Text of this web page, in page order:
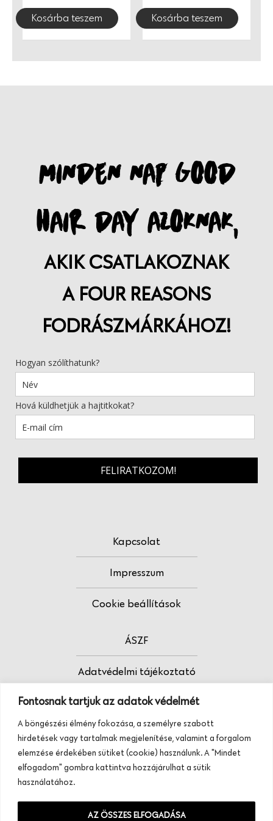
Fontosnak tartjuk az adatok védelmét
A böngészési élmény fokozása, a személyre szabott
hirdetések vagy tartalmak megjelenítése, valamint a forgalom
elemzése érdekében sütiket (cookie) használunk. A "Mindet
elfogadom" gombra kattintva hozzájárulhat a sütik
használatához.
AZ ÖSSZES ELFOGADÁSA
Finnországból, szeretettel.
Kosárba teszem Kosárba teszem
MINDEN NAP GOOD
HAIR DAY AZOKNAK,
AKIK CSATLAKOZNAK
A FOUR REASONS
FODRÁSZMÁRKÁHOZ!
Hogyan szólíthatunk?
Hová küldhetjük a hajtitkokat?
FELIRATKOZOM!
Kapcsolat
Impresszum
Cookie beállítások
ÁSZF
Adatvédelmi tájékoztató
Fodrász vagy?
Tudj meg többet termékeinkről, szolgáltatásainkról.
Hívj minket, vagy üzenj nekünk ezen a
telefonszámon:
+36 20 945 84 74